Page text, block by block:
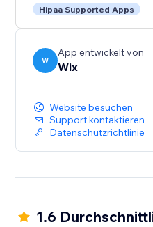
Hipaa Supported Apps
W
App entwickelt von
Wix
Website besuchen
Support kontaktieren
Datenschutzrichtlinie
1.6